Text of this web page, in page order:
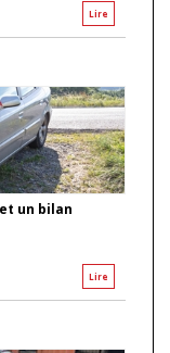
Lire
un bilan
Lire